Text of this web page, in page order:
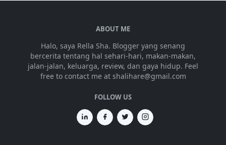
ABOUT ME
Halo, saya Rella Sha. Blogger yang senang
bercerita tentang hal sehari-hari, makan-makan,
jalan-jalan, keluarga, review, dan gaya hidup. Feel
free to contact me at shalihare@gmail.com
FOLLOW US